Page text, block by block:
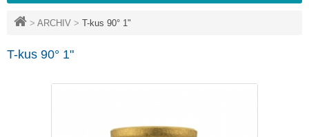
> ARCHIV > T-kus 90° 1"
T-kus 90° 1"